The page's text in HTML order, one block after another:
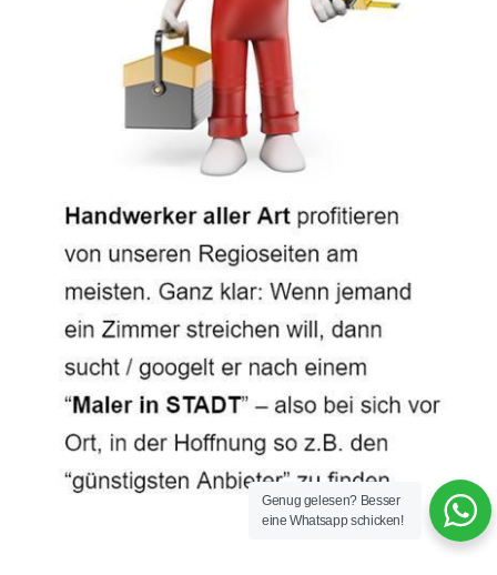
Genug gelesen? Besser
eine Whatsapp schicken!